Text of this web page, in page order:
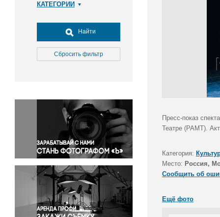
КАТЕГОРИИ
Досуг, туризм и отдых
Культура
Медицина
Окружающая среда
Политика
Правосудие
Происшествия и конфликты
Религия
Светская жизнь
Спорт
Экология
Экономика и бизнес
Найти
Сбросить фильтр
Пресс-показ
Театре (РАМТ).
Категория:
Место: Россия,
Сообщить об
Ещё фото